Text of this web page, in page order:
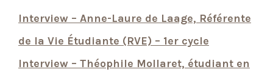
Interview – Anne-Laure de Laage, Référente
de la Vie Étudiante (RVE) – 1er cycle
Interview – Théophile Mollaret, étudiant en